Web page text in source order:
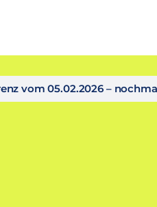
vom 05.02.2026 –